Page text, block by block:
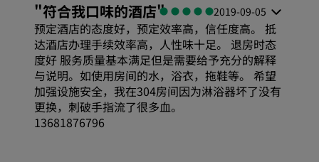
"符合我口味的酒店" 2019-09-05
预定酒店的态度好，预定效率高，信任度高。 抵
达酒店办理手续效率高，人性味十足。 退房时态
度好 服务质量基本满足但是需要给予充分的解释
与说明。如使用房间的水，浴衣，拖鞋等。 希望
加强设施安全，我在304房间因为淋浴器坏了没有
更换，刺破手指流了很多血。
13681876796